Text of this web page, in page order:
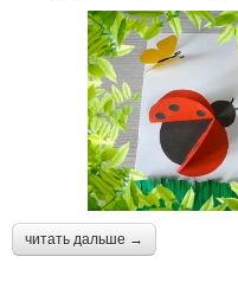
читать дальше →